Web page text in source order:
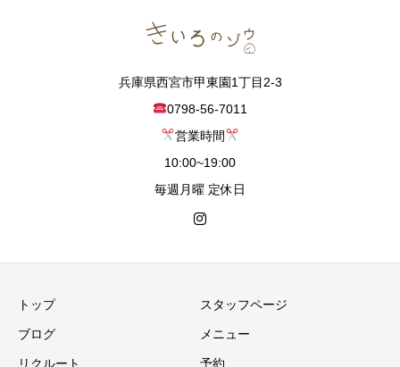
兵庫県西宮市甲東園1丁目2-3
0798-56-7011
営業時間
10:00~19:00
毎週月曜 定休日
トップ スタッフページ
ブログ メニュー
リクルート 予約